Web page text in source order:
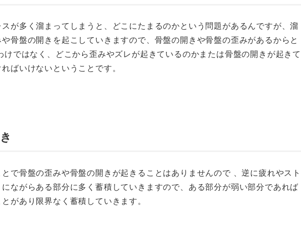
が多く溜まってしまうと、どこにたまるのかという問題があるんですが、溜
骨盤の開きを起こしていきますので、骨盤の開きや骨盤の歪みがあるからと
ではなく、どこから歪みやズレが起きているのかまたは骨盤の開きが起きて
ばいけないということです。
で骨盤の歪みや骨盤の開きが起きることはありませんので 、逆に疲れやスト
ながらある部分に多く蓄積していきますので、ある部分が弱い部分であれば
があり限界なく蓄積していきます。